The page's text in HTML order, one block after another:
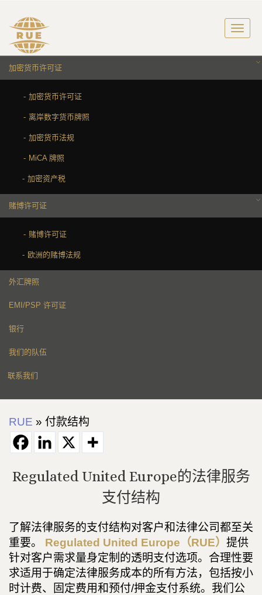
加密货币许可证
加密货币许可证
离岸数字货币牌照
加密货币法规
MiCA 牌照
加密资产税
赌博许可证
赌博许可证
欧洲的赌博法规
外汇牌照
EMI/PSP 许可证
银行
我们的队伍
联系我们
RUE » 付款结构
Regulated United Europe的法律服务
支付结构
了解法律服务的支付结构对客户和法律公司都至关
重要。 Regulated United Europe（RUE） 提供
针对客户需求量身定制的透明支付选项。合理性要
求适用于确定法律服务成本的所有方法，包括按小
时计费、固定费用和预付/押金支付系统。我们公